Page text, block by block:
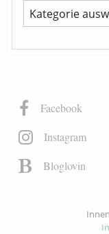
Facebook
Instagram
Bloglovin